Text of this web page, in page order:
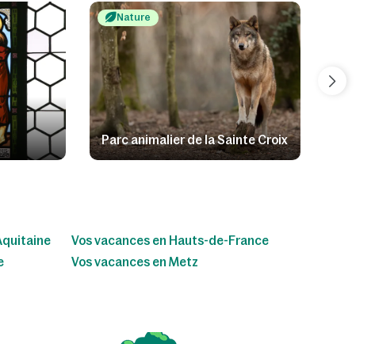
Nature
Parc animalier de la Sainte Croix
Vos vacances en Hauts-de-France
Vos vacances en Metz